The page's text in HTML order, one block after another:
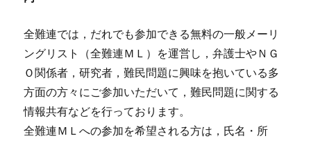
全難連では，だれでも参加できる無料の一般メーリ
ングリスト（全難連ＭＬ）を運営し，弁護士やＮＧ
Ｏ関係者，研究者，難民問題に興味を抱いている多
方面の方々にご参加いただいて，難民問題に関する
情報共有などを行っております。
全難連ＭＬへの参加を希望される方は，氏名・所